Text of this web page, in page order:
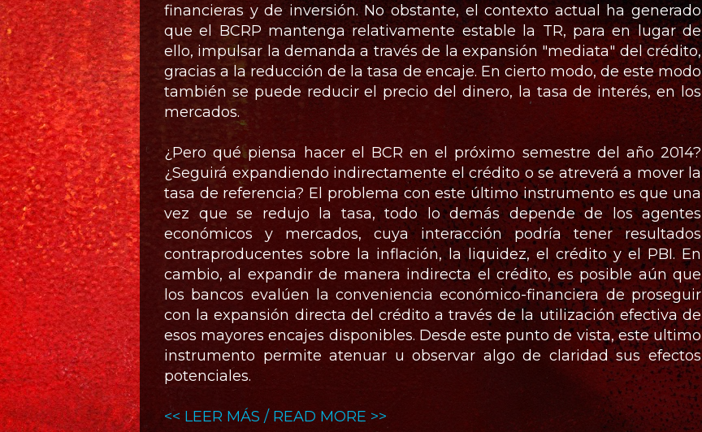
financieras y de inversión. No obstante, el contexto actual ha generado
que el BCRP mantenga relativamente estable la TR, para en lugar de
ello, impulsar la demanda a través de la expansión "mediata" del crédito,
gracias a la reducción de la tasa de encaje. En cierto modo, de este modo
también se puede reducir el precio del dinero, la tasa de interés, en los
mercados.
¿Pero qué piensa hacer el BCR en el próximo semestre del año 2014?
¿Seguirá expandiendo indirectamente el crédito o se atreverá a mover la
tasa de referencia? El problema con este último instrumento es que una
vez que se redujo la tasa, todo lo demás depende de los agentes
económicos y mercados, cuya interacción podría tener resultados
contraproducentes sobre la inflación, la liquidez, el crédito y el PBI. En
cambio, al expandir de manera indirecta el crédito, es posible aún que
los bancos evalúen la conveniencia económico-financiera de proseguir
con la expansión directa del crédito a través de la utilización efectiva de
esos mayores encajes disponibles. Desde este punto de vista, este ultimo
instrumento permite atenuar u observar algo de claridad sus efectos
potenciales.
<< LEER MÁS / READ MORE >>